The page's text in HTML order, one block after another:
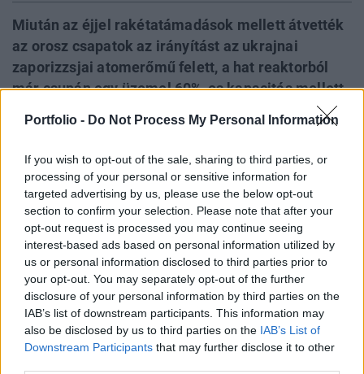
Portfolio - Do Not Process My Personal Information
If you wish to opt-out of the sale, sharing to third parties, or
processing of your personal or sensitive information for
targeted advertising by us, please use the below opt-out
section to confirm your selection. Please note that after your
opt-out request is processed you may continue seeing
interest-based ads based on personal information utilized by
us or personal information disclosed to third parties prior to
your opt-out. You may separately opt-out of the further
disclosure of your personal information by third parties on the
IAB’s list of downstream participants. This information may
also be disclosed by us to third parties on the IAB’s List of
Downstream Participants that may further disclose it to other
Miután az éjjel rakétatámadások mellett átvették
az orosz csapatok az irányítást az ukrajnai
zaporizzsjai atomerőmű felett, a hat reaktorból
már csupán egy üzemel 60%-os kapacitás mellett,
Nemzetközi Atomenergia Ügynökség
főigazgatójának péntek délelőtti legutolsó
közleményéből.
Jó hír, hogy a jelenlegi ismeretek szerint nem sérült meg az
atomerőmű kritikus infrastruktúrája az éjjeli harcokban, de
még idő kell, mire mindent át tudnak vizsgálni. A AÜ
tudomása szerint nem emelkedett meg a radioaktív
sugárzás az erőmű körül, de a főigazgató a közlemény
szerint rendkívül nyugtalan, hogy olyan alapvető
megállapodást sértettek meg az oroszok, miszerint...